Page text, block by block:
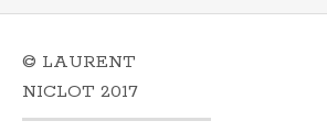
© LAURENT
NICLOT 2017